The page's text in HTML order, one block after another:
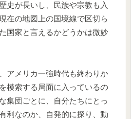
史が長いし、民族や宗教も入
在の地図上の国境線で区切ら
国家と言えるかどうかは微妙
アメリカ一強時代も終わりか
模索する局面に入っているの
集団ごとに、自分たちにとっ
利なのか、自発的に探り、動